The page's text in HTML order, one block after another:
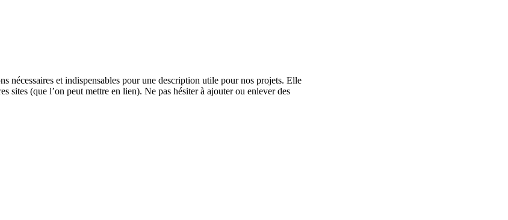
nécessaires et indispensables pour une description utile pour nos projets. Elle
sites (que l’on peut mettre en lien). Ne pas hésiter à ajouter ou enlever des